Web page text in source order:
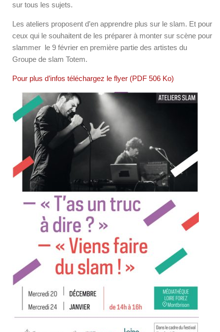
sur tous les sujets.
Les ateliers proposent d’en apprendre plus sur le slam. Et pour
ceux qui le souhaitent de les préparer à monter sur scène pour
slammer le 9 février en première partie des artistes du
Groupe de slam Totem.
Pour plus d’infos téléchargez le flyer (PDF 506 Ko)